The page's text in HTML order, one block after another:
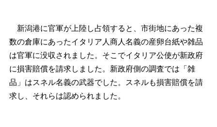
新潟港に官軍が上陸し占領すると、市街地にあった複
数の倉庫にあったイタリア人商人名義の産卵台紙や雑品
は官軍に没収されました。そこでイタリア公使が新政府
に損害賠償を請求しました。新政府側の調査では「雑
品」はスネル名義の武器でした。スネルも損害賠償を請
求し、それらは認められました。